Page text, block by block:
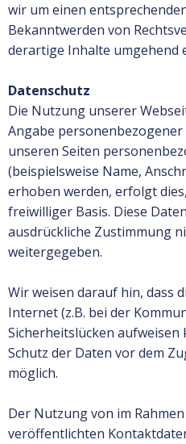
wir um einen
Bekanntwerden von
derartige Inhalte umgehend
Datenschutz
Die Nutzung unserer
Angabe
unseren Seiten
(beispielsweise Name,
erhoben werden, erfolgt
freiwilliger Basis. Diese
ausdrückliche Zustimmung
weitergegeben.
Wir weisen darauf hin, dass
Internet (z.B. bei der
Sicherheitslücken aufweisen
Schutz der Daten vor dem
möglich.
Der Nutzung von im
veröffentlichten